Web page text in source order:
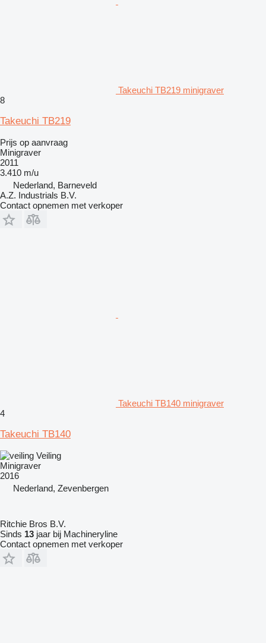
Takeuchi TB219 minigraver
8
Takeuchi TB219
Prijs op aanvraag
Minigraver
2011
3.410 m/u
Nederland, Barneveld
A.Z. Industrials B.V.
Contact opnemen met verkoper
Takeuchi TB140 minigraver
4
Takeuchi TB140
Veiling
Minigraver
2016
Nederland, Zevenbergen
Ritchie Bros B.V.
Sinds 13 jaar bij Machineryline
Contact opnemen met verkoper